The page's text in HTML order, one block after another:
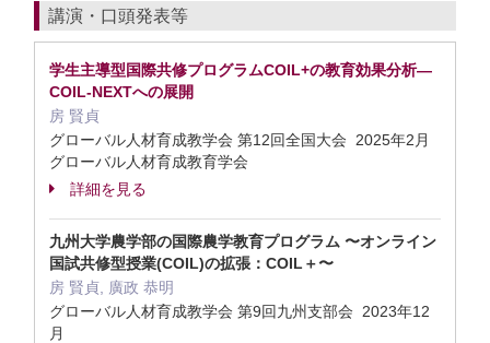
講演・口頭発表等
学生主導型国際共修プログラムCOIL+の教育効果分析—
COIL-NEXTへの展開
房 賢貞
グローバル人材育成教学会 第12回全国大会 2025年2月
グローバル人材育成教育学会
詳細を見る
九州大学農学部の国際農学教育プログラム 〜オンライン
国試共修型授業(COIL)の拡張：COIL＋〜
房 賢貞, 廣政 恭明
グローバル人材育成教学会 第9回九州支部会 2023年12
月